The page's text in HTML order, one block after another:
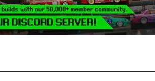
部件和超过100万个组合，6性能部件类